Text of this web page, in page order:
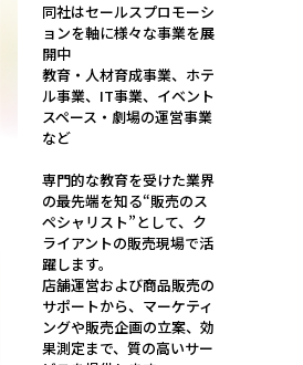
同社はセールスプロモーシ
ョンを軸に様々な事業を展
開中
教育・人材育成事業、ホテ
ル事業、IT事業、イベント
スペース・劇場の運営事業
など
専門的な教育を受けた業界
の最先端を知る“販売のス
ペシャリスト”として、ク
ライアントの販売現場で活
躍します。
店舗運営および商品販売の
サポートから、マーケティ
ングや販売企画の立案、効
果測定まで、質の高いサー